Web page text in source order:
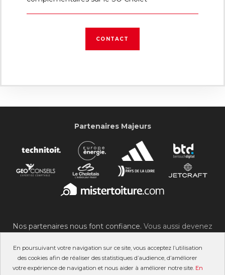
En poursuivant votre navigation sur ce site, vous acceptez l’utilisation
des cookies afin de réaliser des statistiques d’audience, d’améliorer
votre expérience de navigation et nous aider à améliorer notre site. En
CONTACT
Partenaires Majeurs
Nos partenaires nous font confiance. Vous aussi devenez